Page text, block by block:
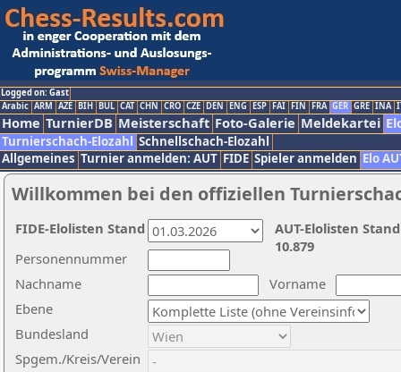
Logged on: Gast
Arabic ARM AZE BIH BUL CAT CHN CRO CZE DEN ENG ESP FAI FIN FRA GER GRE INA
Home TurnierDB Meisterschaft Foto-Galerie Meldekartei
Turnierschach-Elozahl Schnellschach-Elozahl
Allgemeines Turnier anmelden: AUT FIDE Spieler anmelden Elo
Willkommen bei den offiziellen
Nachname
Vorname
Ebene
Personennummer
Bundesland
Spgem./Kreis/Verein
AUT-Elolisten
10.879
FIDE-Elolisten Stand